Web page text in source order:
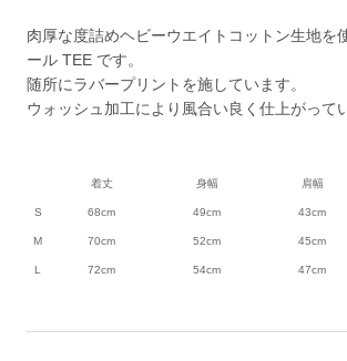
肉厚な度詰めヘビーウエイトコットン生地を
ール TEE です。
随所にラバープリントを施しています。
ウォッシュ加工により風合い良く仕上がって
着丈 身幅 肩幅
S 68cm 49cm 43cm
M 70cm 52cm 45cm
L 72cm 54cm 47cm